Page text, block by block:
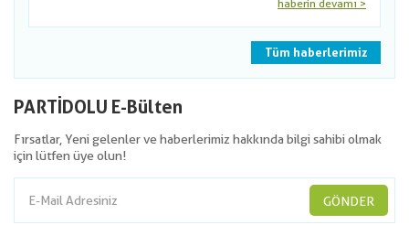
haberin devamı >
Tüm haberlerimiz
PARTİDOLU E-Bülten
Fırsatlar, Yeni gelenler ve haberlerimiz hakkında bilgi sahibi olmak
için lütfen üye olun!
GÖNDER